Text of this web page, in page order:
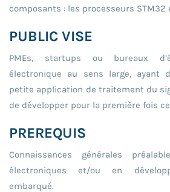
composants : les processeurs STM32
PUBLIC VISE
PMEs, startups ou bureaux
électronique au sens large, ayant
petite application de traitement du
de développer pour la première fois
PREREQUIS
Connaissances générales
électroniques et/ou en
embarqué.